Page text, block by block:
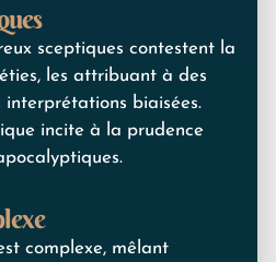
sceptiques contestent la
les attribuant à des
interprétations biaisées.
incite à la prudence
complexe, mêlant